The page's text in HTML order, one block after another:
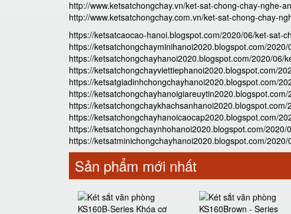
http://www.ketsatchongchay.vn/ket-sat-chong-chay-nghe-
http://www.ketsatchongchay.com.vn/ket-sat-chong-chay-
https://ketsatcaocao-hanoi.blogspot.com/2020/06/ket-sat-
https://ketsatchongchayminihanoi2020.blogspot.com/
https://ketsatchongchayhanoi2020.blogspot.com/2020/06/
https://ketsatchongchayviettiephanoi2020.blogspot.com/
https://ketsatgiadinhchongchayhanoi2020.blogspot.com/
https://
https://
https://ketsatchongchayhanoicaocap2020.blogspot.com/
https://ketsatchongchaynhohanoi2020.blogspot.com/
https://ketsatminichongchayhanoi2020.blogspot.com/
Sản phẩm mới nhất